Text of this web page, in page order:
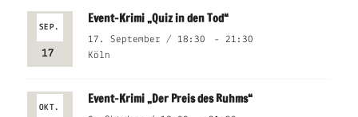
SEP.
17
Event-Krimi „Quiz in den Tod“
17. September / 18:30 - 21:30
Köln
OKT.
Event-Krimi „Der Preis des Ruhms“